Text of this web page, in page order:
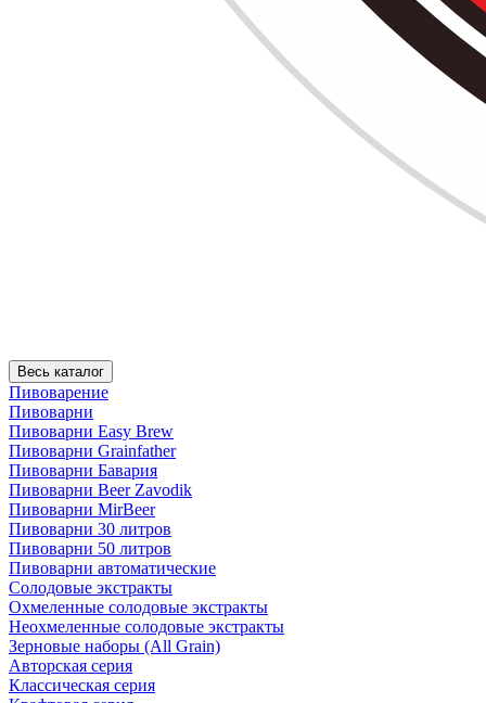
Весь каталог
Пивоварение
Пивоварни
Пивоварни Easy Brew
Пивоварни Grainfather
Пивоварни Бавария
Пивоварни Beer Zavodik
Пивоварни MirBeer
Пивоварни 30 литров
Пивоварни 50 литров
Пивоварни автоматические
Солодовые экстракты
Охмеленные солодовые экстракты
Неохмеленные солодовые экстракты
Зерновые наборы (All Grain)
Авторская серия
Классическая серия